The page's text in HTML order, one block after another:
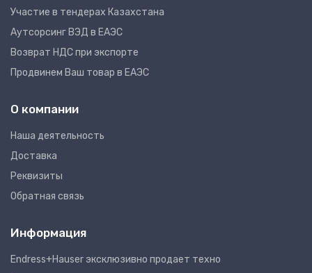
Участие в тендерах Казахстана
Аутсорсинг ВЭД в ЕАЭС
Возврат НДС при экспорте
Продвинем Ваш товар в ЕАЭС
О компании
Наша деятельность
Доставка
Реквизиты
Обратная связь
Информация
Endress+Hauser эксклюзивно продает техно